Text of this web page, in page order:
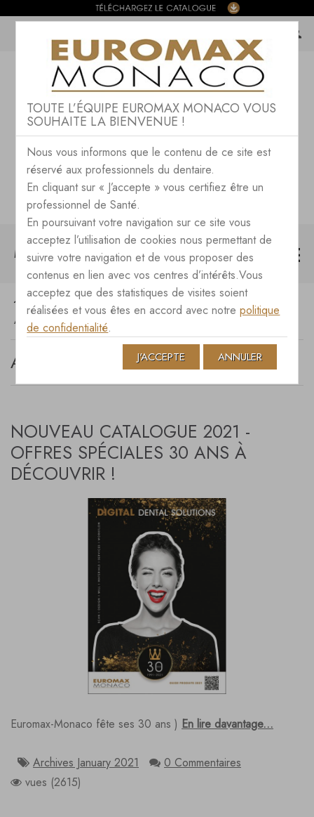
MENU
TOUTES LES NEWS DU BLOG
ARCHIVES JANUARY 2021
ARCHIVES JANUARY 2021
NOUVEAU CATALOGUE 2021 -
OFFRES SPÉCIALES 30 ANS À
DÉCOUVRIR !
Euromax-Monaco fête ses 30 ans ) En lire davantage...
Archives January 2021
0 Commentaires
vues (2615)
TOUTE L’ÉQUIPE EUROMAX MONACO VOUS
SOUHAITE LA BIENVENUE !
Nous vous informons que le contenu de ce site est
réservé aux professionnels du dentaire.
En cliquant sur « J’accepte » vous certifiez être un
professionnel de Santé.
En poursuivant votre navigation sur ce site vous
acceptez l’utilisation de cookies nous permettant de
suivre votre navigation et de vous proposer des
contenus en lien avec vos centres d’intérêts.Vous
acceptez que des statistiques de visites soient
réalisées et vous êtes en accord avec notrepolitique
de confidentialité.
J'ACCEPTE ANNULER